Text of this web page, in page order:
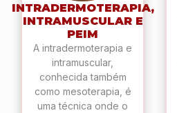
INTRADERMOTERAPIA,
INTRAMUSCULAR E
PEIM
A intradermoterapia e
intramuscular,
conhecida também
como mesoterapia, é
uma técnica onde o